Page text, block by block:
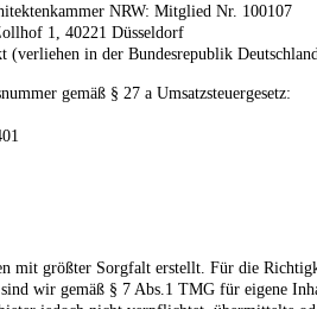
NRW: Mitglied Nr. 100107
1, 40221 Düsseldorf
(verliehen in der Bundesrepublik
gemäß § 27 a Umsatzsteuergesetz:
mit größter Sorgfalt erstellt. Für die
wir gemäß § 7 Abs.1 TMG für eigene